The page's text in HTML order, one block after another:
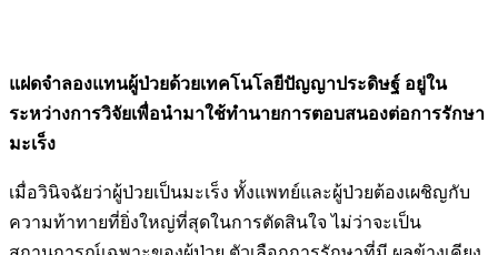
แฝดจำลองแทนผู้ป่วยด้วยเทคโนโลยีปัญญาประดิษฐ์ อยู่ใน
ระหว่างการวิจัยเพื่อนำมาใช้ทำนายการตอบสนองต่อการรักษา
มะเร็ง
เมื่อวินิจฉัยว่าผู้ป่วยเป็นมะเร็ง ทั้งแพทย์และผู้ป่วยต้องเผชิญกับ
ความท้าทายที่ยิ่งใหญ่ที่สุดในการตัดสินใจ ไม่ว่าจะเป็น